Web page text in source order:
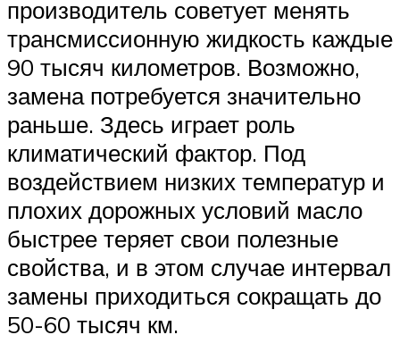
Меню
производитель советует менять
трансмиссионную жидкость каждые
90 тысяч километров. Возможно,
замена потребуется значительно
раньше. Здесь играет роль
климатический фактор. Под
воздействием низких температур и
плохих дорожных условий масло
быстрее теряет свои полезные
свойства, и в этом случае интервал
замены приходиться сокращать до
50-60 тысяч км.